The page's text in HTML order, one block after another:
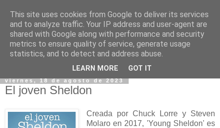
viernes, 18 de agosto de 2023
El joven Sheldon
Creada por Chuck Lorre y Steven
Molaro en 2017, 'Young Sheldon' es
This site uses cookies from Google to deliver its services
and to analyze traffic. Your IP address and user-agent are
shared with Google along with performance and security
metrics to ensure quality of service, generate usage
statistics, and to detect and address abuse.
LEARN MORE GOT IT